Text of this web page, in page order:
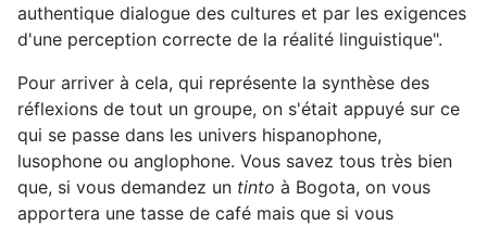
authentique dialogue des cultures et par les exigences
d'une perception correcte de la réalité linguistique".
Pour arriver à cela, qui représente la synthèse des
réflexions de tout un groupe, on s'était appuyé sur ce
qui se passe dans les univers hispanophone,
lusophone ou anglophone. Vous savez tous très bien
que, si vous demandez un tinto à Bogota, on vous
apportera une tasse de café mais que si vous